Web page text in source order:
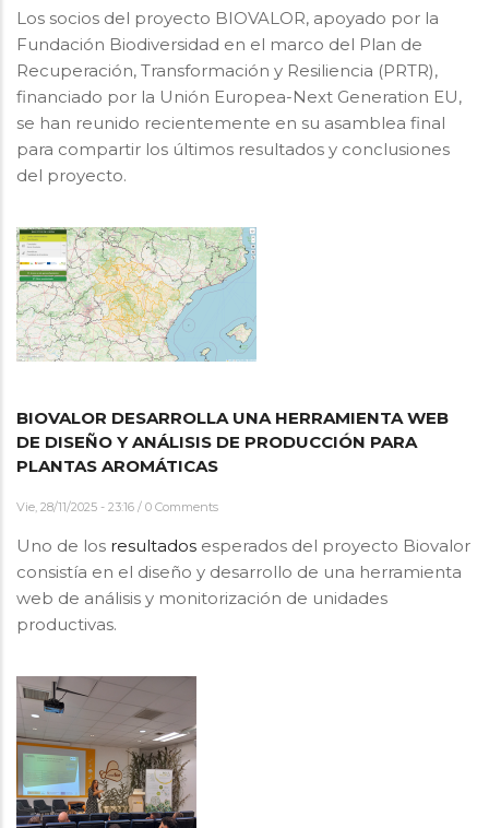
Los socios del proyecto BIOVALOR, apoyado por la
Fundación Biodiversidad en el marco del Plan de
Recuperación, Transformación y Resiliencia (PRTR),
financiado por la Unión Europea-Next Generation EU,
se han reunido recientemente en su asamblea final
para compartir los últimos resultados y conclusiones
del proyecto.
BIOVALOR DESARROLLA UNA HERRAMIENTA WEB
DE DISEÑO Y ANÁLISIS DE PRODUCCIÓN PARA
PLANTAS AROMÁTICAS
Vie, 28/11/2025 - 23:16 / 0 Comments
Uno de los resultados esperados del proyecto Biovalor
consistía en el diseño y desarrollo de una herramienta
web de análisis y monitorización de unidades
productivas.